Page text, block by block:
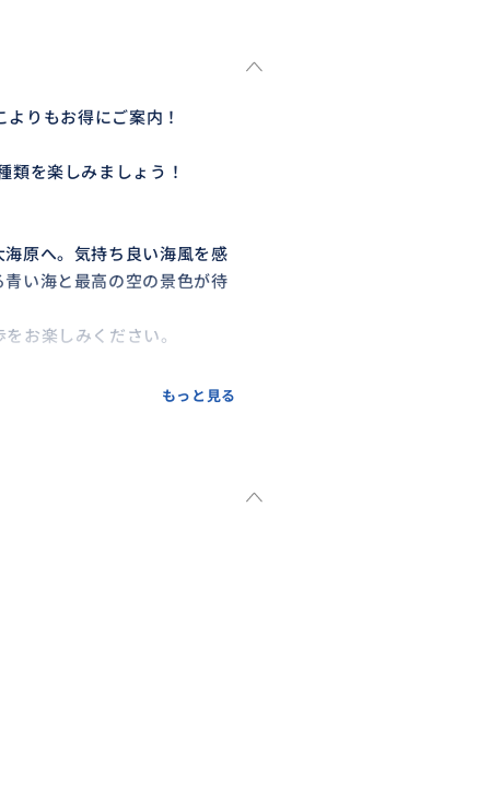
りもお得にご案内！
類を楽しみましょう！
原へ。気持ち良い海風を感
い海と最高の空の景色が待
お楽しみください。
は以下ページより追加でお
もっと見る